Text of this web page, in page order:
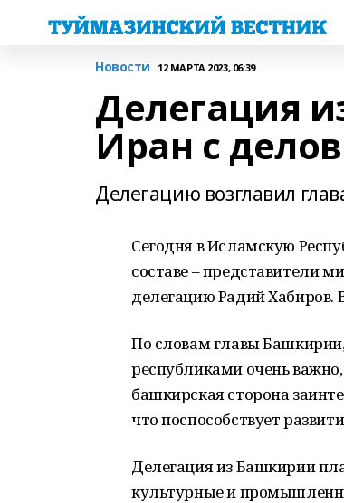
Новости 12 МАРТА 2023, 06:39
Делегация
Иран с
Делегацию возглавил
Сегодня в Исламскую
составе – представители
делегацию Радий Хабиров.
По словам главы
республиками очень
башкирская сторона
что поспособствует
Делегация из Башкирии
культурные и